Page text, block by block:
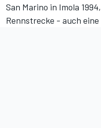
San Marino in Imola
Rennstrecke - auch